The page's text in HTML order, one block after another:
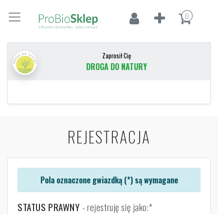
0
Zaprosił Cię
DROGA DO NATURY
REJESTRACJA
Pola oznaczone gwiazdką (*) są wymagane
STATUS PRAWNY- rejestruję się jako: